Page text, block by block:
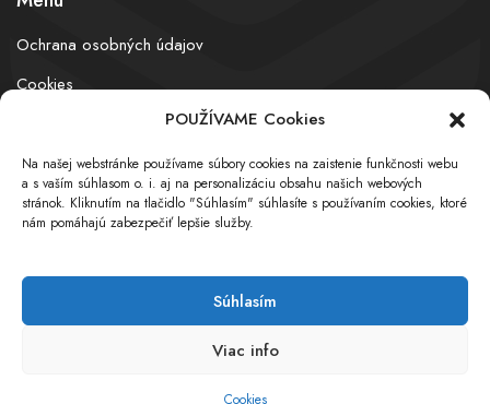
POUŽÍVAME Cookies
Na našej webstránke používame súbory cookies na zaistenie funkčnosti webu
a s vaším súhlasom o. i. aj na personalizáciu obsahu našich webových
stránok. Kliknutím na tlačidlo "Súhlasím" súhlasíte s používaním cookies, ktoré
nám pomáhajú zabezpečiť lepšie služby.
Súhlasím
Viac info
Cookies
Ochrana osobných údajov
Cookies
© obchodnyregister.com – All rights reserved